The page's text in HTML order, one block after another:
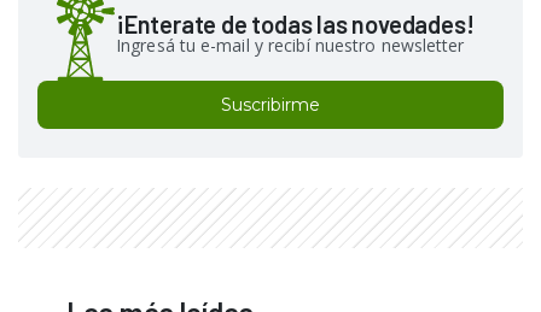
¡Enterate de todas las novedades!
Ingresá tu e-mail y recibí nuestro newsletter
Suscribirme